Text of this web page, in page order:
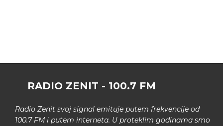
RADIO ZENIT - 100.7 FM
Radio Zenit svoj signal emituje putem frekvencije od
100.7 FM i putem interneta. U proteklim godinama smo